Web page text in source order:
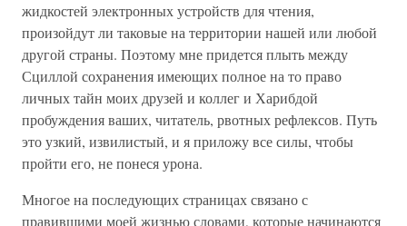
жидкостей электронных устройств для чтения,
произойдут ли таковые на территории нашей или любой
другой страны. Поэтому мне придется плыть между
Сциллой сохранения имеющих полное на то право
личных тайн моих друзей и коллег и Харибдой
пробуждения ваших, читатель, рвотных рефлексов. Путь
это узкий, извилистый, и я приложу все силы, чтобы
пройти его, не понеся урона.
Многое на последующих страницах связано с
правившими моей жизнью словами, которые начинаются